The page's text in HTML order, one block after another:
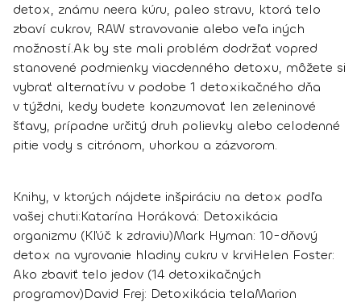
detox, známu neera kúru, paleo stravu, ktorá telo
zbaví cukrov, RAW stravovanie alebo veľa iných
možností.Ak by ste mali problém dodržať vopred
stanovené podmienky viacdenného detoxu, môžete si
vybrať alternatívu v podobe 1 detoxikačného dňa
v týždni, kedy budete konzumovať len zeleninové
šťavy, prípadne určitý druh polievky alebo celodenné
pitie vody s citrónom, uhorkou a zázvorom.
Knihy, v ktorých nájdete inšpiráciu na detox podľa
vašej chuti:Katarína Horáková: Detoxikácia
organizmu (Kľúč k zdraviu)Mark Hyman: 10-dňový
detox na vyrovanie hladiny cukru v krviHelen Foster:
Ako zbaviť telo jedov (14 detoxikačných
programov)David Frej: Detoxikácia telaMarion